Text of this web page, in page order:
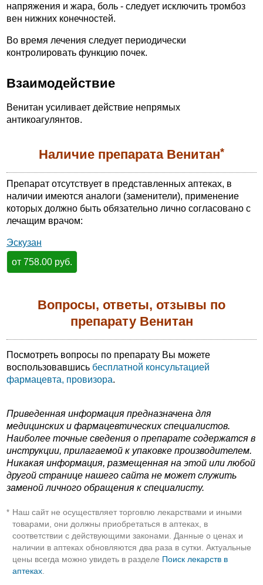
напряжения и жара, боль - следует исключить тромбоз
вен нижних конечностей.
Во время лечения следует периодически
контролировать функцию почек.
Взаимодействие
Венитан усиливает действие непрямых
антикоагулянтов.
Наличие препарата Венитан*
Препарат отсутствует в представленных аптеках, в
наличии имеются аналоги (заменители), применение
которых должно быть обязательно лично согласовано с
лечащим врачом:
Эскузан
от 758.00 руб.
Вопросы, ответы, отзывы по
препарату Венитан
Посмотреть вопросы по препарату Вы можете
воспользовавшись бесплатной консультацией
фармацевта, провизора.
Приведенная информация предназначена для
медицинских и фармацевтических специалистов.
Наиболее точные сведения о препарате содержатся в
инструкции, прилагаемой к упаковке производителем.
Никакая информация, размещенная на этой или любой
другой странице нашего сайта не может служить
заменой личного обращения к специалисту.
* Наш сайт не осуществляет торговлю лекарствами и иными
товарами, они должны приобретаться в аптеках, в
соответствии с действующими законами. Данные о ценах и
наличии в аптеках обновляются два раза в сутки. Актуальные
цены всегда можно увидеть в разделе Поиск лекарств в
аптеках